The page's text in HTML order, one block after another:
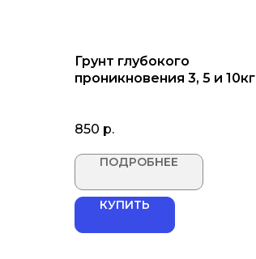
Грунт глубокого
проникновения 3, 5 и 10кг
850 р.
ПОДРОБНЕЕ
КУПИТЬ